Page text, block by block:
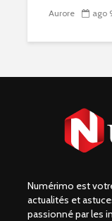
Aurore ago
Numérimo est
actualités et
passionné par les